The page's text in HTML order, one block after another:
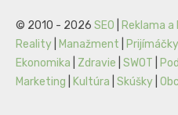
© 2010 - 2026 SEO Reklama a
Reality
Manažment Prijímáčky
Ekonomika
Zdravie SWOT
Marketing
Kultúra Skúšky